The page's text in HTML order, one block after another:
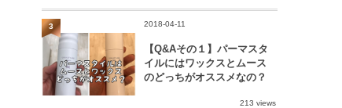
2018-04-11
【Q&Aその１】パーマスタ
イルにはワックスとムース
のどっちがオススメなの？
213 views
3